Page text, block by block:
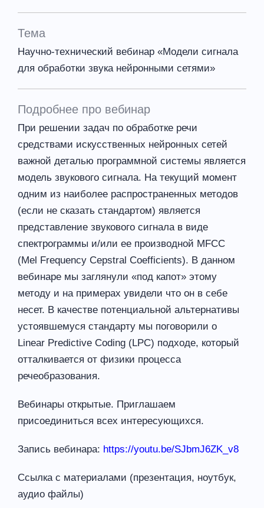
Тема
Научно-технический вебинар «Модели сигнала
для обработки звука нейронными сетями»
Подробнее про вебинар
При решении задач по обработке речи
средствами искусственных нейронных сетей
важной деталью программной системы является
модель звукового сигнала. На текущий момент
одним из наиболее распространенных методов
(если не сказать стандартом) является
представление звукового сигнала в виде
спектрограммы и/или ее производной MFCC
(Mel Frequency Cepstral Coefficients). В данном
вебинаре мы заглянули «под капот» этому
методу и на примерах увидели что он в себе
несет. В качестве потенциальной альтернативы
устоявшемуся стандарту мы поговорили о
Linear Predictive Coding (LPC) подходе, который
отталкивается от физики процесса
речеобразования.
Вебинары открытые. Приглашаем
присоединиться всех интересующихся.
Запись вебинара: https://youtu.be/SJbmJ6ZK_v8
Ссылка с материалами (презентация, ноутбук,
аудио файлы)